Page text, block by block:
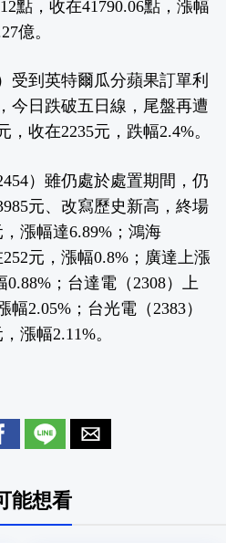
點，收在41790.06點，漲幅
億。
受到英特爾瓜分蘋果訂單利
今日跌破五日線，尾盤再遭
收在2235元，跌幅2.4%。
）雖仍處於處置期間，仍
元、改寫歷史新高，終場
漲幅達6.89%；鴻海
252元，漲幅0.8%；廣達上漲
；台達電（2308）上
2.05%；台光電（2383）
漲幅2.11%。
能想看